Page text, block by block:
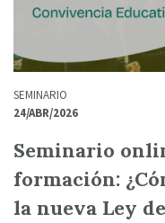
SEMINARIO
24/ABR/2026
Seminario
formación:
la nueva Ley